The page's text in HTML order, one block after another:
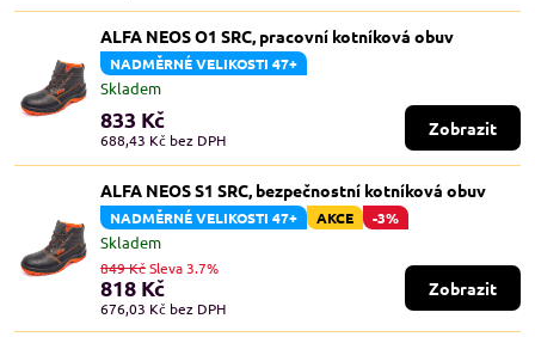
ALFA NEOS O1 SRC, pracovní kotníková obuv
NADMĚRNÉ VELIKOSTI 47+
Skladem
833 Kč
688,43 Kč bez DPH
Zobrazit
ALFA NEOS S1 SRC, bezpečnostní kotníková obuv
NADMĚRNÉ VELIKOSTI 47+ AKCE -3%
Skladem
818 Kč
676,03 Kč bez DPH
849 KčSleva 3.7%
Zobrazit